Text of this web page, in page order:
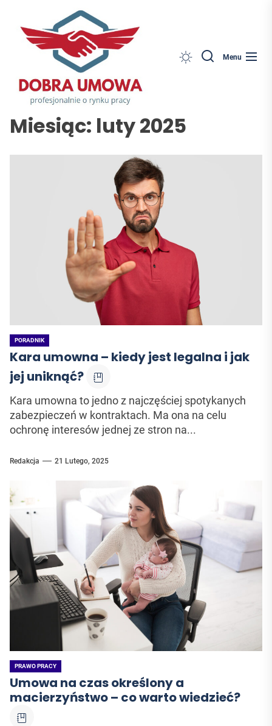
SearchMenu
Miesiąc: luty 2025
PORADNIK
Kara umowna – kiedy jest legalna i jak
jej uniknąć?
Kara umowna to jedno z najczęściej spotykanych
zabezpieczeń w kontraktach. Ma ona na celu
ochronę interesów jednej ze stron na...
Redakcja 21 Lutego, 2025
PRAWO PRACY
Umowa na czas określony a
macierzyństwo – co warto wiedzieć?